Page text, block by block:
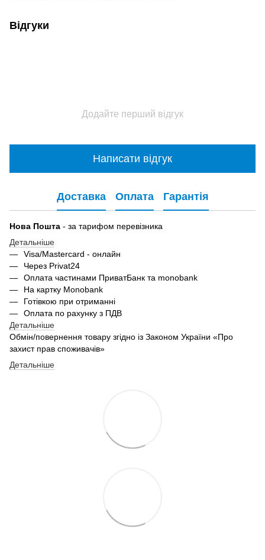
Відгуки
Додайте перший відгук
Написати відгук
Доставка Оплата Гарантія
Нова Пошта - за тарифом перевізника
Детальніше
Visa/Mastercard - онлайн
Через Privat24
Оплата частинами ПриватБанк та monobank
На картку Monobank
Готівкою при отриманні
Оплата по рахунку з ПДВ
Детальніше
Обмін/повернення товару згідно із Законом України «Про
захист прав споживачів»
Детальніше